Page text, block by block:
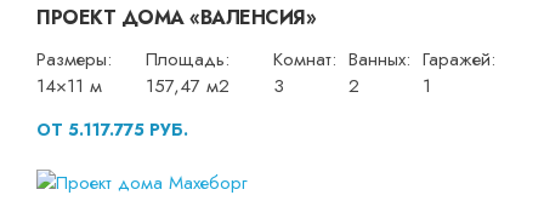
ПРОЕКТ ДОМА «ВАЛЕНСИЯ»
Размеры:
14×11 м
Площадь:
157,47 м2
Комнат:
3
Ванных:
2
Гаражей:
1
ОТ 5.117.775 РУБ.